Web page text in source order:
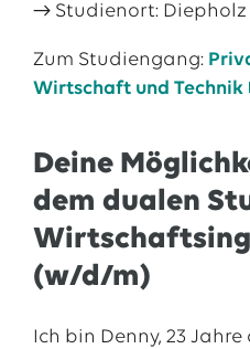
→ Studienort: Diepholz
Zum Studiengang:
Wirtschaft und Technik
Deine
dem dualen
(w/d/m)
Ich bin Denny, 23